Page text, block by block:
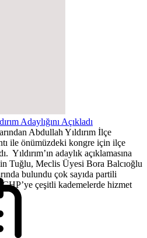
Adaylığını Açıkladı
Abdullah Yıldırım İlçe
ile önümüzdeki kongre için ilçe
Yıldırım’ın adaylık açıklamasına
Tuğlu, Meclis Üyesi Bora Balcıoğlu
bulundu çok sayıda partili
CHP’ye çeşitli kademelerde hizmet